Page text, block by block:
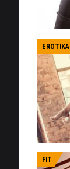
EROTIKA
FIT